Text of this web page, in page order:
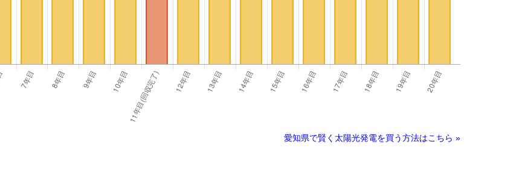
愛知県で賢く太陽光発電を買う方法はこちら »